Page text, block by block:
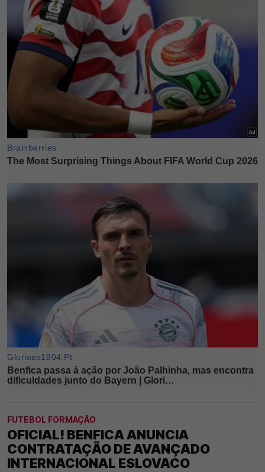
FUTEBOL FORMAÇÃO
OFICIAL! BENFICA ANUNCIA
CONTRATAÇÃO DE AVANÇADO
INTERNACIONAL ESLOVACO